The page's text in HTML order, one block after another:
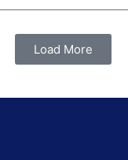
Load More